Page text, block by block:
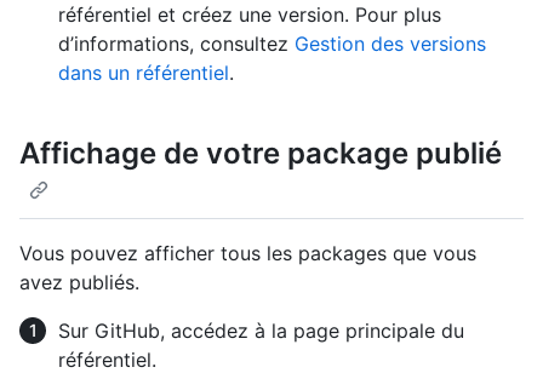
référentiel et créez une version. Pour plus
d’informations, consultez Gestion des versions
dans un référentiel.
Affichage de votre package publié
Vous pouvez afficher tous les packages que vous
avez publiés.
Sur GitHub, accédez à la page principale du
référentiel.